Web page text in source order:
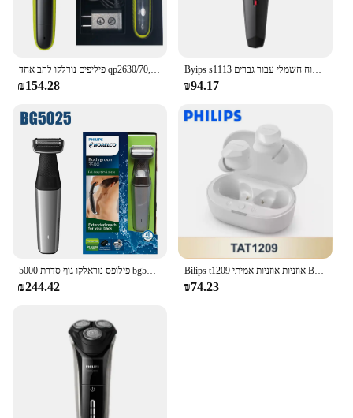
פיליפים נורלקו להב אחד qp2630/70, ללא תיבה מקורית, רטוב/יבש, עד 60 דקות של שימוש
₪154.28
Byips s1113 גילוח חשמלי עבור גברים usb טעינה אבקה נירוסטה להבים נירוסטה עיצוב ארגונומי ראש צף משולש צף
₪94.17
פילופס נוראלקו גוף סדרת 5000 bg5025 מחורץ חסין חוצץ, עם העור להגן על הטכנולוגיה
₪244.42
Bilips t1209 אוזניות אוזניות אמיתי Bluetooth 5.3 אוזניות hufi ai hd להתקשר בקרת מגע עמיד למים אוזניות 100% מקורי
₪74.23